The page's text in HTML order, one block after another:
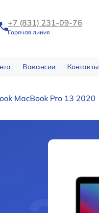
+7 (831) 231-09-76
Горячая линия
Вакансии Контакты
MacBook Pro 13 2020